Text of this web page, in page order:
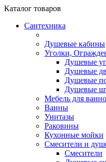
Каталог товаров
Сантехника
Душевые кабины
Уголки,
Душевые
Душевые
Душевые
Душевые
Мебель для
Ванны
Унитазы
Раковины
Кухонные мойки
Смесители и
Смесители